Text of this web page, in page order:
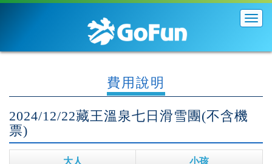
展
覽
費用說明
2024/12/22藏王溫泉七日滑雪團(不含機
票)
大人 小孩